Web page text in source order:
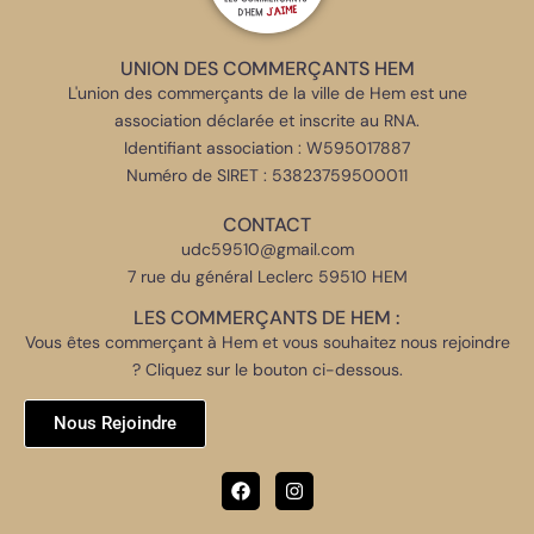
UNION DES COMMERÇANTS HEM
L'union des commerçants de la ville de Hem est une
association déclarée et inscrite au RNA.
Identifiant association : W595017887
Numéro de SIRET : 53823759500011
CONTACT
udc59510@gmail.com
7 rue du général Leclerc 59510 HEM
LES COMMERÇANTS DE HEM :
Vous êtes commerçant à Hem et vous souhaitez nous rejoindre
? Cliquez sur le bouton ci-dessous.
Nous Rejoindre